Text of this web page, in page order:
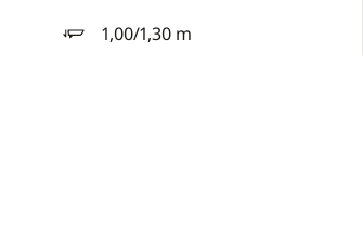
1,00/1,30 m
tirant d'eau